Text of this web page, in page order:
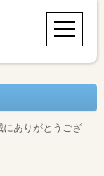
にありがとうござ